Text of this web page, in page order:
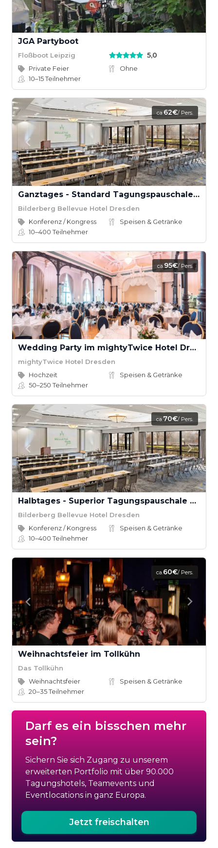
JGA Partyboot
Floßboot Leipzig 5,0
Private Feier
Ohne
10–15Teilnehmer
ca.62€/ Pers.
Ganztages - Standard Tagungspauschale Bilderberg Bellevue Hotel
Bilderberg Bellevue Hotel Dresden
Konferenz / Kongress
Speisen & Getränke
10–400Teilnehmer
ca.95€/ Pers.
Wedding Party im mightyTwice Hotel Dresden
mightyTwice Hotel Dresden
Hochzeit
Speisen & Getränke
50–250Teilnehmer
ca.70€/ Pers.
Halbtages - Superior Tagungspauschale Bilderberg Bellevue Hotel
Bilderberg Bellevue Hotel Dresden
Konferenz / Kongress
Speisen & Getränke
10–400Teilnehmer
ca.60€/ Pers.
Weihnachtsfeier im Tollkühn
Das Tollkühn
Weihnachtsfeier
Speisen & Getränke
20–35Teilnehmer
Darf es ein bisschen mehr
sein?
Sichern Sie sich Zugang zu unserem
erweiterten Portfolio mit über 90.000
Tagungshotels, Teamevents und
Eventlocations in ganz Europa.
Jetzt freischalten